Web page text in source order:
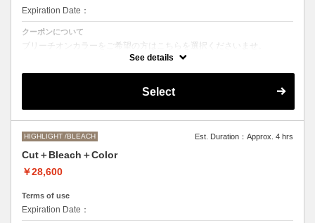
Expiration Date：
クーポンについて
ブリーチオンカラーをご希望の方はこちらを選択くださいませ。
イクロバブルシャンプー込み
で、料金が前後する場合がございます。
現できない場合がございます。
●髪の長さにより別途ロング料金を頂戴いたします。
See details
Select
HIGHLIGHT /BLEACH Est. Duration：Approx. 4 hrs
Cut＋Bleach＋Color
￥28,600
Terms of use
Expiration Date：